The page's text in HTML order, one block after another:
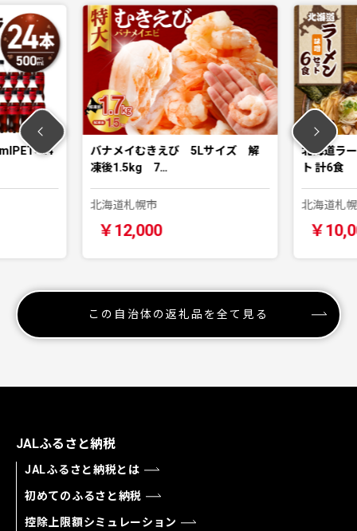
バナメイむきえび 5Lサイズ 解
凍後1.5kg 7…
北海道札幌市
￥12,000
北海道ラ
ト 計6食
北海道札
￥
この自治体の返礼品を全て見る
JALふるさと納税
JALふるさと納税とは
初めてのふるさと納税
控除上限額シミュレーション